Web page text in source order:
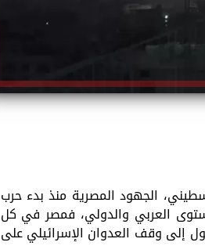
الجهود المصرية منذ بدء حرب
العربي والدولي، فمصر في كل
وقف العدوان الإسرائيلي على